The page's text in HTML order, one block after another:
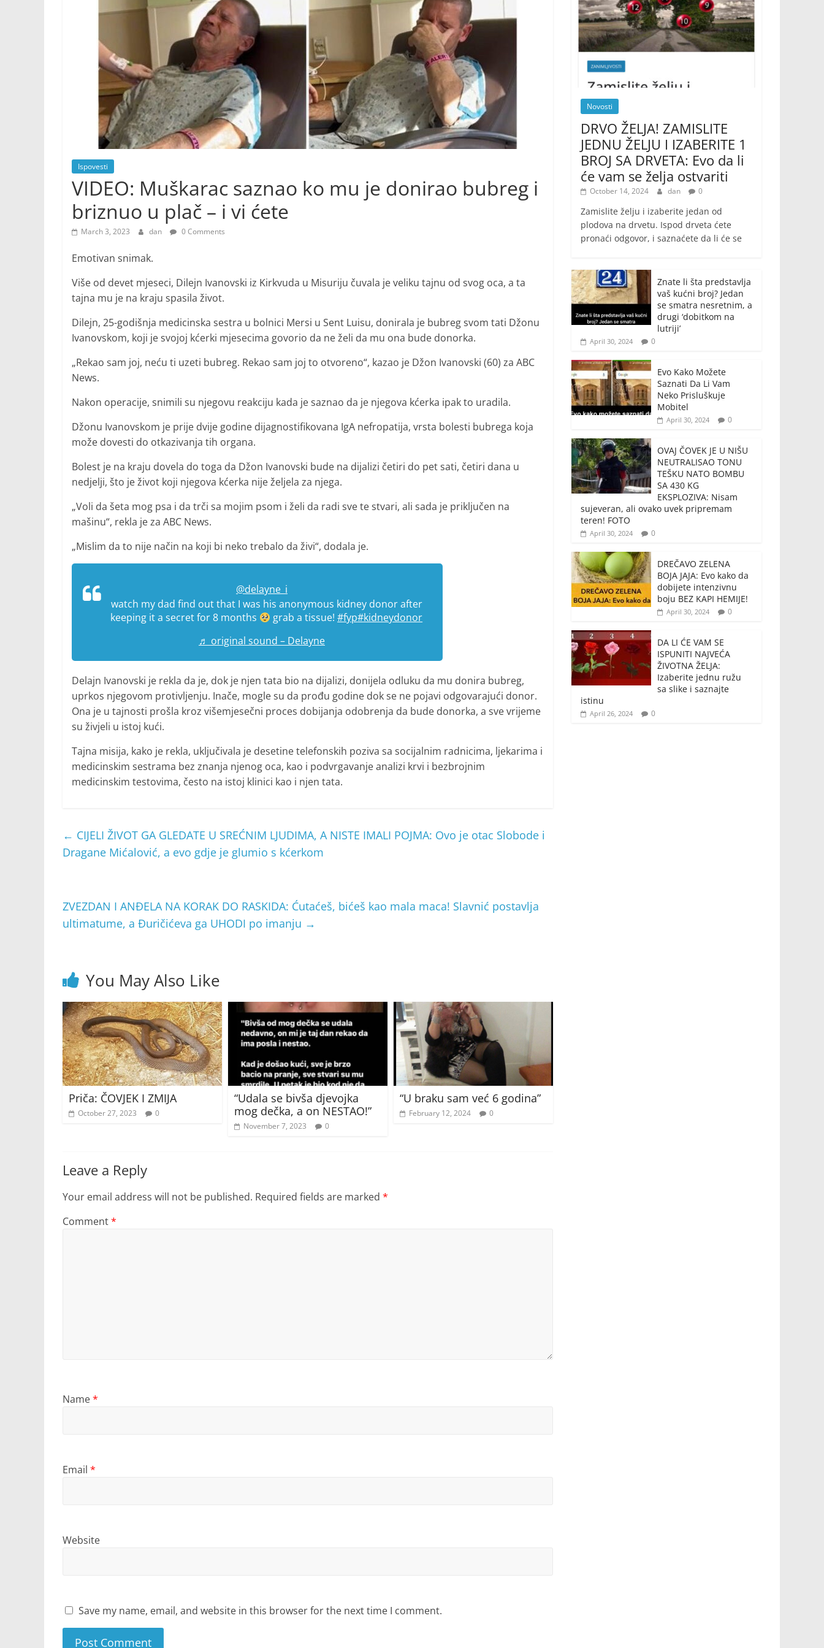
Ispovesti
VIDEO: Muškarac saznao ko mu je donirao bubreg i
briznuo u plač – i vi ćete
March 3, 2023 dan 0 Comments
Emotivan snimak.
Više od devet mjeseci, Dilejn Ivanovski iz Kirkvuda u Misuriju čuvala je veliku tajnu od svog oca, a ta
tajna mu je na kraju spasila život.
Dilejn, 25-godišnja medicinska sestra u bolnici Mersi u Sent Luisu, donirala je bubreg svom tati Džonu
Ivanovskom, koji je svojoj kćerki mjesecima govorio da ne želi da mu ona bude donorka.
„Rekao sam joj, neću ti uzeti bubreg. Rekao sam joj to otvoreno“, kazao je Džon Ivanovski (60) za ABC
News.
Nakon operacije, snimili su njegovu reakciju kada je saznao da je njegova kćerka ipak to uradila.
Džonu Ivanovskom je prije dvije godine dijagnostifikovana IgA nefropatija, vrsta bolesti bubrega koja
može dovesti do otkazivanja tih organa.
Bolest je na kraju dovela do toga da Džon Ivanovski bude na dijalizi četiri do pet sati, četiri dana u
nedjelji, što je život koji njegova kćerka nije željela za njega.
„Voli da šeta mog psa i da trči sa mojim psom i želi da radi sve te stvari, ali sada je priključen na
mašinu“, rekla je za ABC News.
„Mislim da to nije način na koji bi neko trebalo da živi“, dodala je.
@delayne_i
watch my dad find out that I was his anonymous kidney donor after
keeping it a secret for 8 months
grab a tissue!#fyp#kidneydonor
♬ original sound – Delayne
Delajn Ivanovski je rekla da je, dok je njen tata bio na dijalizi, donijela odluku da mu donira bubreg,
uprkos njegovom protivljenju. Inače, mogle su da prođu godine dok se ne pojavi odgovarajući donor.
Ona je u tajnosti prošla kroz višemjesečni proces dobijanja odobrenja da bude donorka, a sve vrijeme
su živjeli u istoj kući.
Tajna misija, kako je rekla, uključivala je desetine telefonskih poziva sa socijalnim radnicima, ljekarima i
medicinskim sestrama bez znanja njenog oca, kao i podvrgavanje analizi krvi i bezbrojnim
medicinskim testovima, često na istoj klinici kao i njen tata.
← CIJELI ŽIVOT GA GLEDATE U SREĆNIM LJUDIMA, A NISTE IMALI POJMA: Ovo je otac Slobode i
Dragane Mićalović, a evo gdje je glumio s kćerkom
ZVEZDAN I ANĐELA NA KORAK DO RASKIDA: Ćutaćeš, bićeš kao mala maca! Slavnić postavlja
ultimatume, a Đuričićeva ga UHODI po imanju →
You May Also Like
Priča: ČOVJEK I ZMIJA
October 27, 2023 0
“Udala se bivša djevojka
mog dečka, a on NESTAO!”
November 7, 2023 0
“U braku sam već 6 godina”
February 12, 2024 0
Leave a Reply
Your email address will not be published. Required fields are marked *
Comment*
Name*
Email *
Website
Save my name, email, and website in this browser for the next time I comment.
Novosti
DRVO ŽELJA! ZAMISLITE
JEDNU ŽELJU I IZABERITE 1
BROJ SA DRVETA: Evo da li
će vam se želja ostvariti
October 14, 2024 dan 0
Zamislite želju i izaberite jedan od
plodova na drvetu. Ispod drveta ćete
pronaći odgovor, i saznaćete da li će se
Znate li šta predstavlja
vaš kućni broj? Jedan
se smatra nesretnim, a
drugi ‘dobitkom na
lutriji’
April 30, 2024 0
Evo Kako Možete
Saznati Da Li Vam
Neko Prisluškuje
Mobitel
April 30, 2024 0
OVAJ ČOVEK JE U NIŠU
NEUTRALISAO TONU
TEŠKU NATO BOMBU
SA 430 KG
EKSPLOZIVA: Nisam
sujeveran, ali ovako uvek pripremam
teren! FOTO
April 30, 2024 0
DREČAVO ZELENA
BOJA JAJA: Evo kako da
dobijete intenzivnu
boju BEZ KAPI HEMIJE!
April 30, 2024 0
DA LI ĆE VAM SE
ISPUNITI NAJVEĆA
ŽIVOTNA ŽELJA:
Izaberite jednu ružu
sa slike i saznajte
istinu
April 26, 2024 0